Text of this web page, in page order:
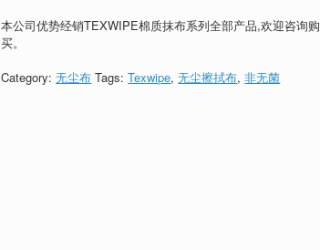
本公司优势经销TEXWIPE棉质抹布系列全部产品,欢迎咨询购
买。
Category:无尘布 Tags:Texwipe,无尘擦拭布,非无菌